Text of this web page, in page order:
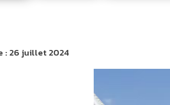
:26 juillet 2024